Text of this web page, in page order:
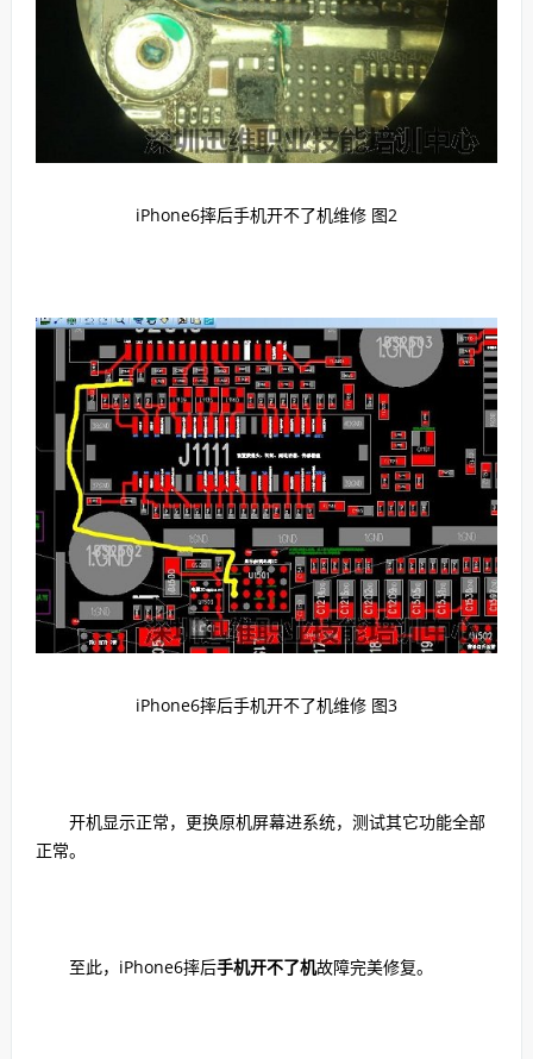
iPhone6摔后手机开不了机维修 图2
iPhone6摔后手机开不了机维修 图3
开机显示正常，更换原机屏幕进系统，测试其它功能全部
正常。
至此，iPhone6摔后手机开不了机故障完美修复。